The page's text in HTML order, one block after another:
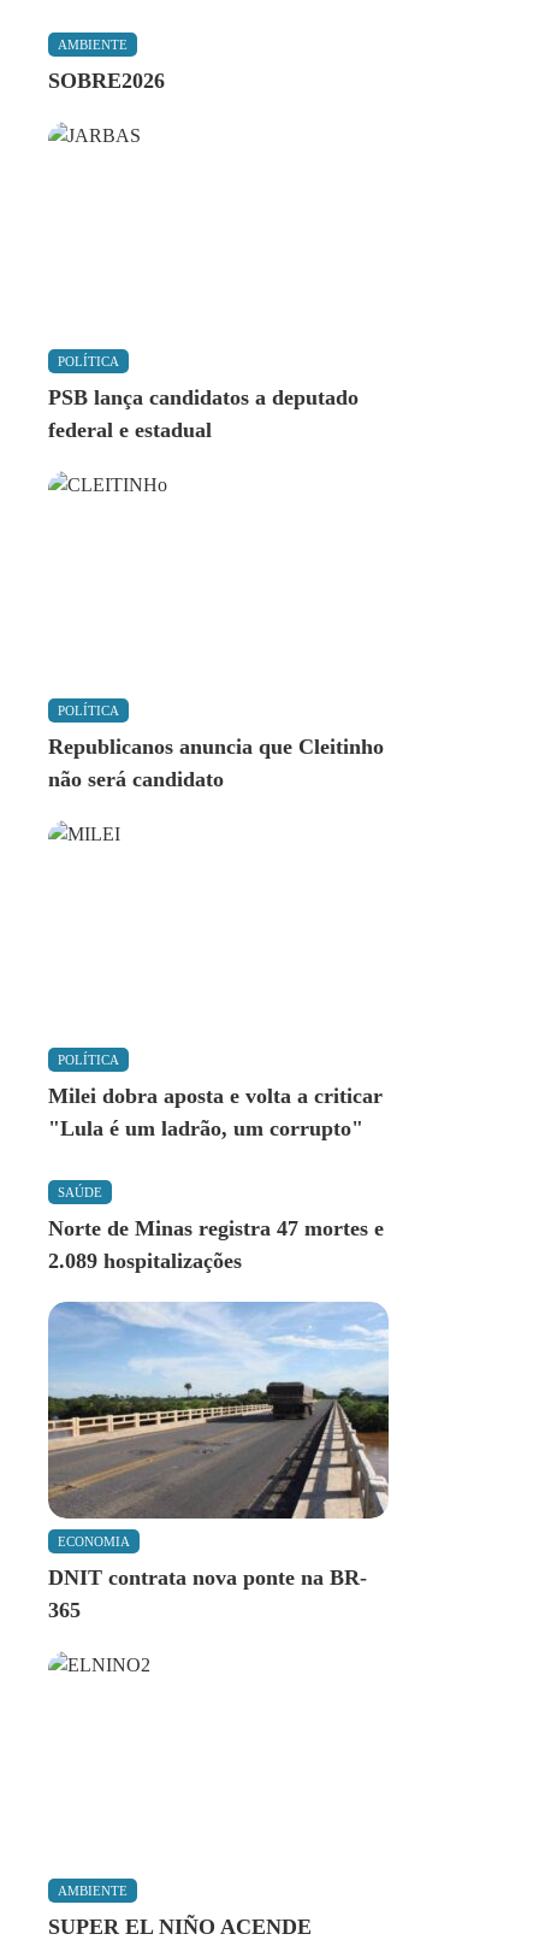
AMBIENTE
SOBRE2026
POLÍTICA
PSB lança candidatos a deputado
federal e estadual
POLÍTICA
Republicanos anuncia que Cleitinho
não será candidato
POLÍTICA
Milei dobra aposta e volta a criticar
"Lula é um ladrão, um corrupto"
SAÚDE
Norte de Minas registra 47 mortes e
2.089 hospitalizações
ECONOMIA
DNIT contrata nova ponte na BR-
365
AMBIENTE
SUPER EL NIÑO ACENDE